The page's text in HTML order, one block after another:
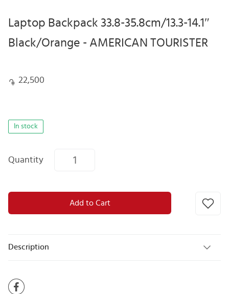
Laptop Backpack 33.8-35.8cm/13.3-14.1″
Black/Orange - AMERICAN TOURISTER
22,500
In stock
Quantity
Add to Cart
Description